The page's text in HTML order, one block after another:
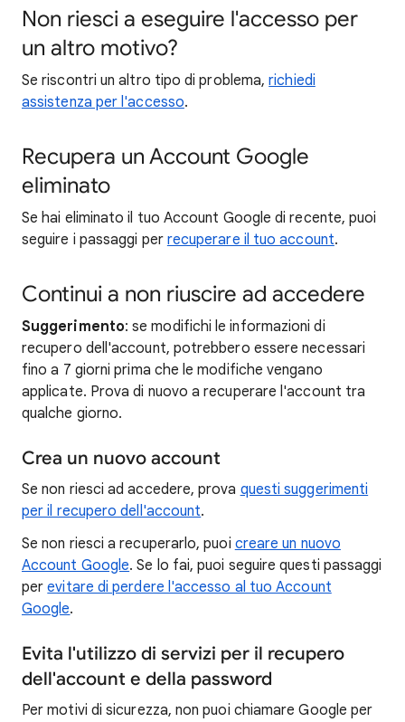
Non riesci a eseguire l'accesso per
un altro motivo?
Se riscontri un altro tipo di problema,richiedi
assistenza per l'accesso.
Recupera un Account Google
eliminato
Se hai eliminato il tuo Account Google di recente, puoi
seguire i passaggi per recuperare il tuo account.
Continui a non riuscire ad accedere
Suggerimento: se modifichi le informazioni di
recupero dell'account, potrebbero essere necessari
fino a 7 giorni prima che le modifiche vengano
applicate. Prova di nuovo a recuperare l'account tra
qualche giorno.
Crea un nuovo account
Se non riesci ad accedere, prova questi suggerimenti
per il recupero dell'account.
Se non riesci a recuperarlo, puoi creare un nuovo
Account Google. Se lo fai, puoi seguire questi passaggi
perevitare di perdere l'accesso al tuo Account
Google.
Evita l'utilizzo di servizi per il recupero
dell'account e della password
Per motivi di sicurezza, non puoi chiamare Google per